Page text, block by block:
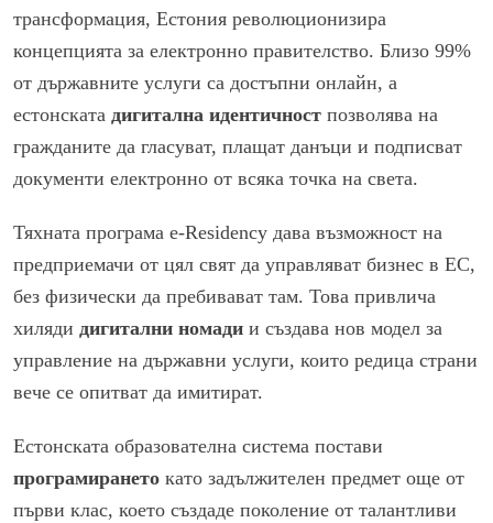
трансформация, Естония революционизира
концепцията за електронно правителство. Близо 99%
от държавните услуги са достъпни онлайн, а
естонската дигитална идентичност позволява на
гражданите да гласуват, плащат данъци и подписват
документи електронно от всяка точка на света.
Тяхната програма e-Residency дава възможност на
предприемачи от цял свят да управляват бизнес в ЕС,
без физически да пребивават там. Това привлича
хиляди дигитални номади и създава нов модел за
управление на държавни услуги, които редица страни
вече се опитват да имитират.
Естонската образователна система постави
програмирането като задължителен предмет още от
първи клас, което създаде поколение от талантливи